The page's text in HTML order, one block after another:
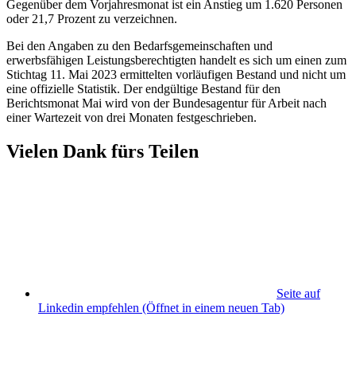
Gegenüber dem Vorjahresmonat ist ein Anstieg um 1.620 Personen
oder 21,7 Prozent zu verzeichnen.
Bei den Angaben zu den Bedarfsgemeinschaften und
erwerbsfähigen Leistungsberechtigten handelt es sich um einen zum
Stichtag 11. Mai 2023 ermittelten vorläufigen Bestand und nicht um
eine offizielle Statistik. Der endgültige Bestand für den
Berichtsmonat Mai wird von der Bundesagentur für Arbeit nach
einer Wartezeit von drei Monaten festgeschrieben.
Vielen Dank fürs Teilen
Seite auf
Linkedin empfehlen (Öffnet in einem neuen Tab)